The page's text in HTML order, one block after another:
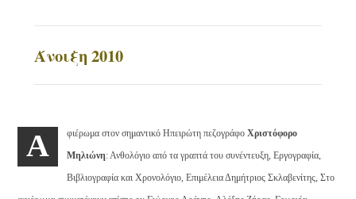
Άνοιξη 2010
Α φιέρωμα στον σημαντικό Ηπειρώτη πεζογράφοΧριστόφορο
Μηλιώνη: Ανθολόγιο από τα γραπτά του συνέντευξη, Eργογραφία,
Bιβλιογραφία και Χρονολόγιο, Επιμέλεια Δημήτριος Σκλαβενίτης, Στο